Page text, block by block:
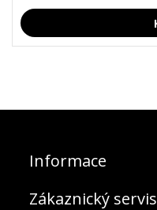
Informace
Zákaznický servis